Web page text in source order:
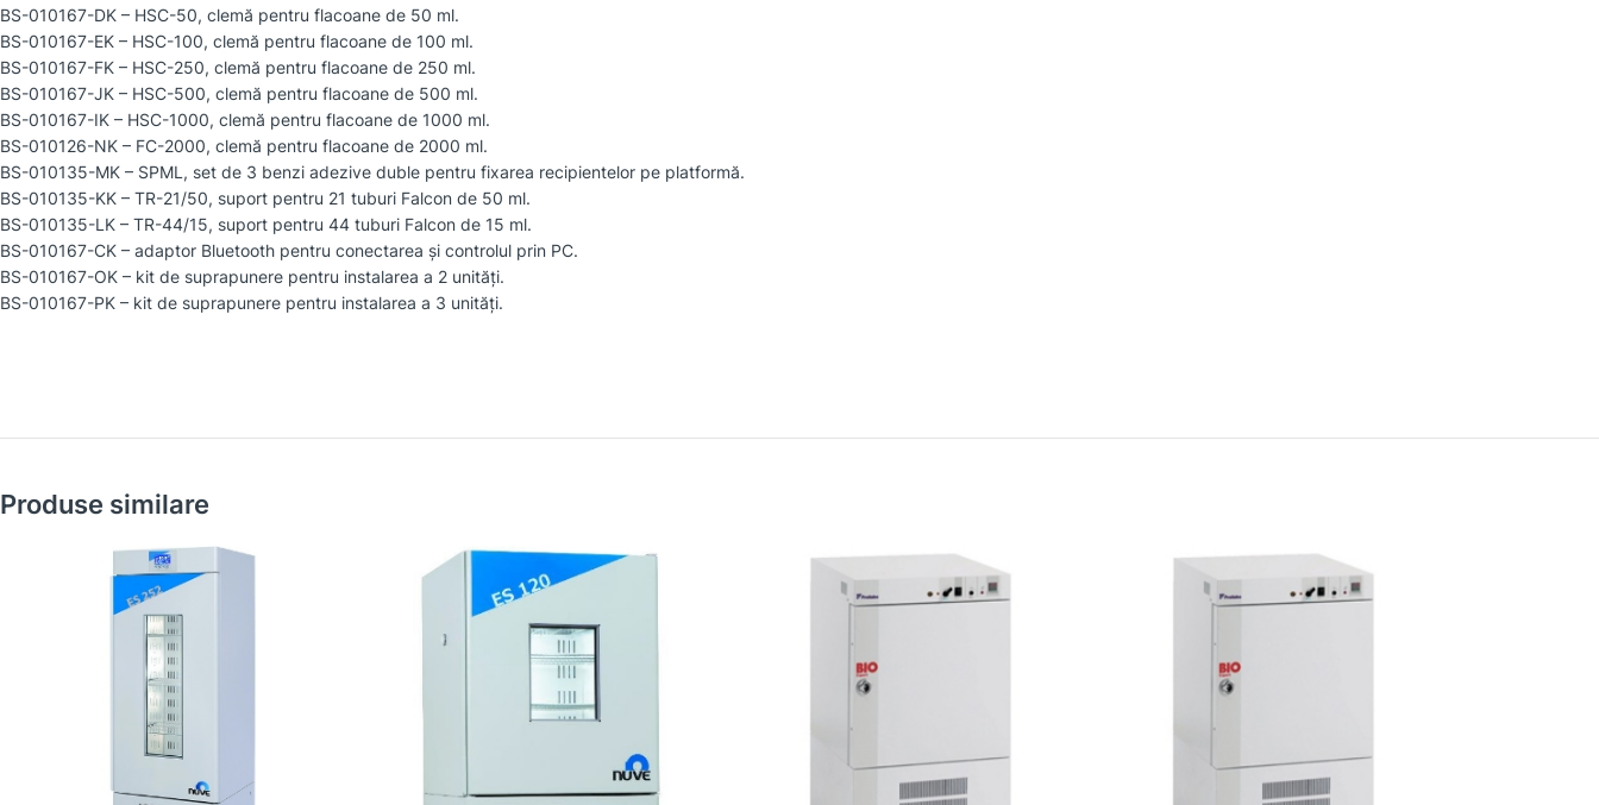
BS-010167-DK – HSC-50, clemă pentru flacoane de 50 ml.
BS-010167-EK – HSC-100, clemă pentru flacoane de 100 ml.
BS-010167-FK – HSC-250, clemă pentru flacoane de 250 ml.
BS-010167-JK – HSC-500, clemă pentru flacoane de 500 ml.
BS-010167-IK – HSC-1000, clemă pentru flacoane de 1000 ml.
BS-010126-NK – FC-2000, clemă pentru flacoane de 2000 ml.
BS-010135-MK – SPML, set de 3 benzi adezive duble pentru fixarea recipientelor pe platformă.
BS-010135-KK – TR-21/50, suport pentru 21 tuburi Falcon de 50 ml.
BS-010135-LK – TR-44/15, suport pentru 44 tuburi Falcon de 15 ml.
BS-010167-CK – adaptor Bluetooth pentru conectarea și controlul prin PC.
BS-010167-OK – kit de suprapunere pentru instalarea a 2 unități.
BS-010167-PK – kit de suprapunere pentru instalarea a 3 unități.
Produse similare